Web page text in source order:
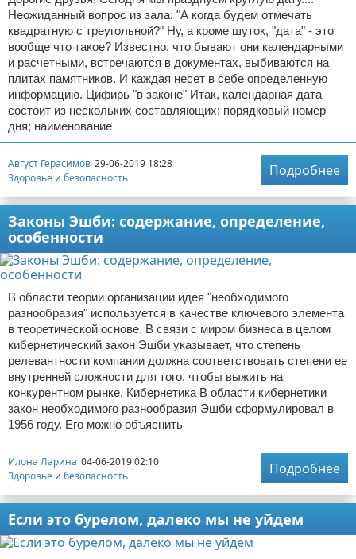
Неожиданный вопрос из зала: "А когда будем отмечать
квадратную с треугольной?" Ну, а кроме шуток, "дата" - это
вообще что такое? Известно, что бывают они календарными
и расчетными, встречаются в документах, выбиваются на
плитах памятников. И каждая несет в себе определенную
информацию. Цифирь "в законе" Итак, календарная дата
состоит из нескольких составляющих: порядковый номер
дня; наименование
Август Герасимов 29-06-2019 18:28
Здоровье и безопасность
Подробнее
Законы Эшби: содержание, определение,
особенности
В области теории организации идея "необходимого
разнообразия" используется в качестве ключевого элемента
в теоретической основе. В связи с миром бизнеса в целом
кибернетический закон Эшби указывает, что степень
релевантности компании должна соответствовать степени ее
внутренней сложности для того, чтобы выжить на
конкурентном рынке. Кибернетика В области кибернетики
закон необходимого разнообразия Эшби сформулировал в
1956 году. Его можно объяснить
Илона Ларина 04-06-2019 02:10
Здоровье и безопасность
Подробнее
Если это бурелом, далеко мы не уйдем